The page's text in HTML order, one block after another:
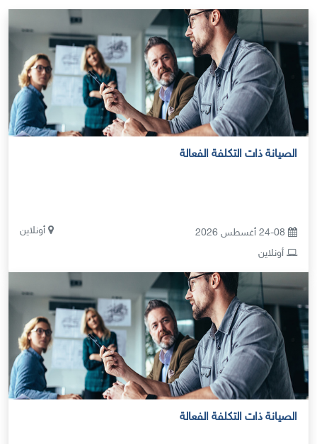
الصيانة ذات التكلفة الفعالة
أونلاين
أونلاين
الصيانة ذات التكلفة الفعالة